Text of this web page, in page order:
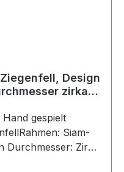
Design
gespielt
Siam-
Durchmesser: Zirka